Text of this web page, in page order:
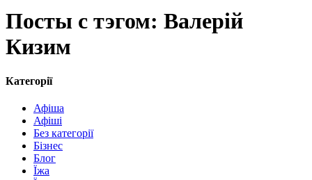
Посты с тэгом: Валерій
Кизим
Категорії
Афіша
Афіші
Без категорії
Бізнес
Блог
Їжа